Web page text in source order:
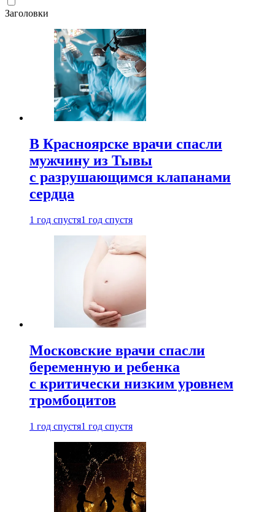
Заголовки
В Красноярске врачи спасли
мужчину из Тывы
с разрушающимся клапанами
сердца
1 год спустя1 год спустя
Московские врачи спасли
беременную и ребенка
с критически низким уровнем
тромбоцитов
1 год спустя1 год спустя